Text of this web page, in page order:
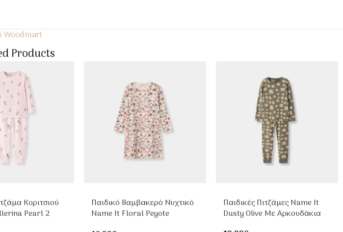
Woodmart
Products
Κοριτσιού
Pearl 2
Παιδικό Βαμβακερό Νυχτικό
Name It Floral Peyote
Παιδικές Πιτζάμες Name It
Dusty Olive Με Αρκουδάκια